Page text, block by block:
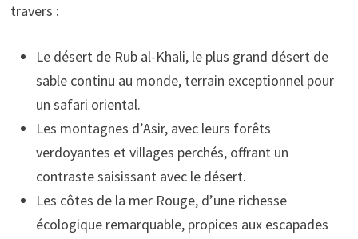
travers :
Le désert de Rub al-Khali, le plus grand désert de
sable continu au monde, terrain exceptionnel pour
un safari oriental.
Les montagnes d’Asir, avec leurs forêts
verdoyantes et villages perchés, offrant un
contraste saisissant avec le désert.
Les côtes de la mer Rouge, d’une richesse
écologique remarquable, propices aux escapades